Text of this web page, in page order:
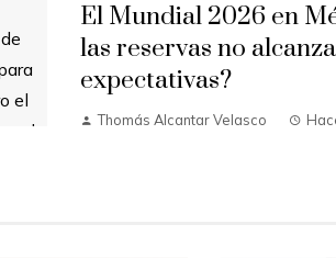
El Mundial 2026 en
las reservas no
expectativas?
Thomás Alcantar Velasco